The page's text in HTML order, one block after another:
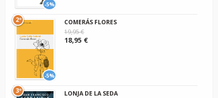
-5%
-5%
2º
COMERÁS FLORES
19,95 €
18,95 €
3º
LONJA DE LA SEDA